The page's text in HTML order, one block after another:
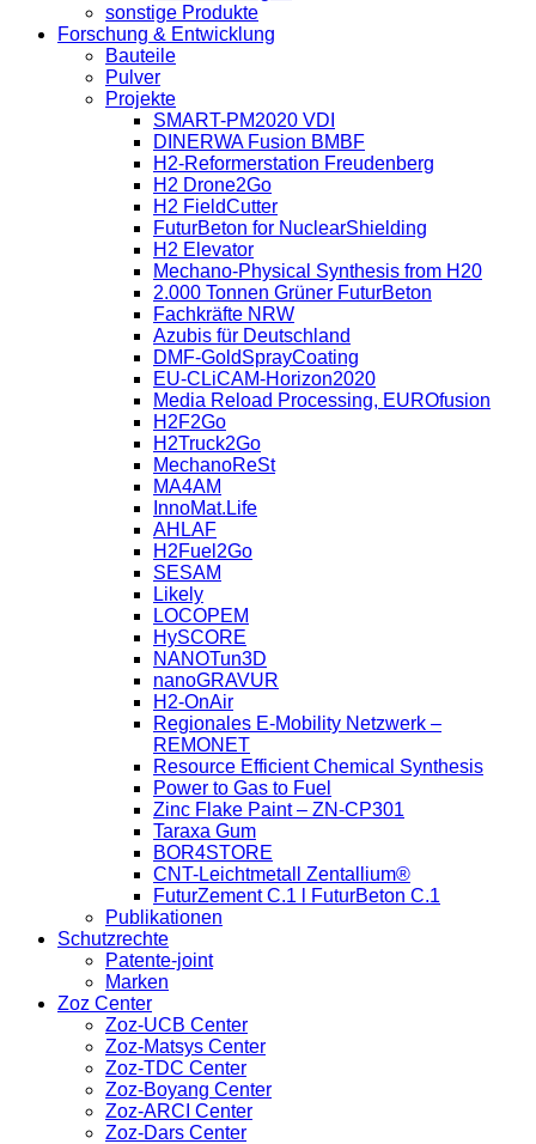
sonstige Produkte
Forschung & Entwicklung
Bauteile
Pulver
Projekte
SMART-PM2020 VDI
DINERWA Fusion BMBF
H2-Reformerstation Freudenberg
H2 Drone2Go
H2 FieldCutter
FuturBeton for NuclearShielding
H2 Elevator
Mechano-Physical Synthesis from H20
2.000 Tonnen Grüner FuturBeton
Fachkräfte NRW
Azubis für Deutschland
DMF-GoldSprayCoating
EU-CLiCAM-Horizon2020
Media Reload Processing, EUROfusion
H2F2Go
H2Truck2Go
MechanoReSt
MA4AM
InnoMat.Life
AHLAF
H2Fuel2Go
SESAM
Likely
LOCOPEM
HySCORE
NANOTun3D
nanoGRAVUR
H2-OnAir
Regionales E-Mobility Netzwerk –
REMONET
Resource Efficient Chemical Synthesis
Power to Gas to Fuel
Zinc Flake Paint – ZN-CP301
Taraxa Gum
BOR4STORE
CNT-Leichtmetall Zentallium®
FuturZement C.1 l FuturBeton C.1
Publikationen
Schutzrechte
Patente-joint
Marken
Zoz Center
Zoz-UCB Center
Zoz-Matsys Center
Zoz-TDC Center
Zoz-Boyang Center
Zoz-ARCI Center
Zoz-Dars Center